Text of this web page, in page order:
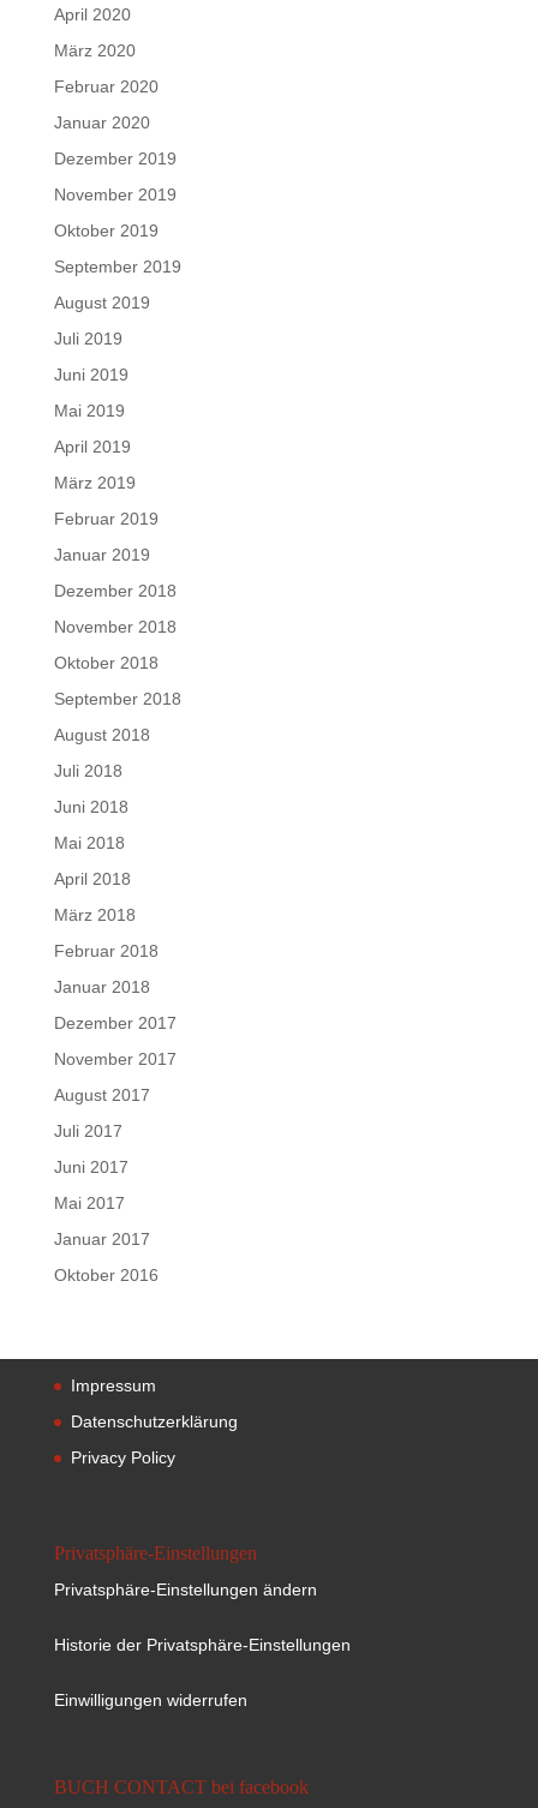
April 2020
März 2020
Februar 2020
Januar 2020
Dezember 2019
November 2019
Oktober 2019
September 2019
August 2019
Juli 2019
Juni 2019
Mai 2019
April 2019
März 2019
Februar 2019
Januar 2019
Dezember 2018
November 2018
Oktober 2018
September 2018
August 2018
Juli 2018
Juni 2018
Mai 2018
April 2018
März 2018
Februar 2018
Januar 2018
Dezember 2017
November 2017
August 2017
Juli 2017
Juni 2017
Mai 2017
Januar 2017
Oktober 2016
Impressum
Datenschutzerklärung
Privacy Policy
Privatsphäre-Einstellungen
Privatsphäre-Einstellungen ändern
Historie der Privatsphäre-Einstellungen
Einwilligungen widerrufen
BUCH CONTACT bei facebook